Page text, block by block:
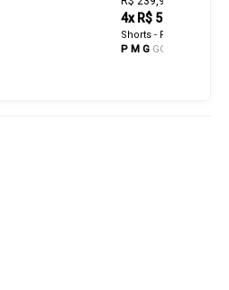
4x R$ 59,98
Shorts - Preto
P M G GG